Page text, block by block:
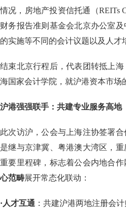
情况，房地产投资信托通（REITs
财务报告准则基金会北京办公室
的实施等不同的会计议题以及人才
结束北京行程后，代表团转抵上
海国家会计学院，就沪港资本市
沪港强强联手：共建专业服务高地
此次访沪，公会与上海注协签署
是继与京津冀、粤港澳大湾区，
重要里程碑，标志着公会内地合
心范畴展开常态化联动：
·人才互通 ：共建沪港两地注册会